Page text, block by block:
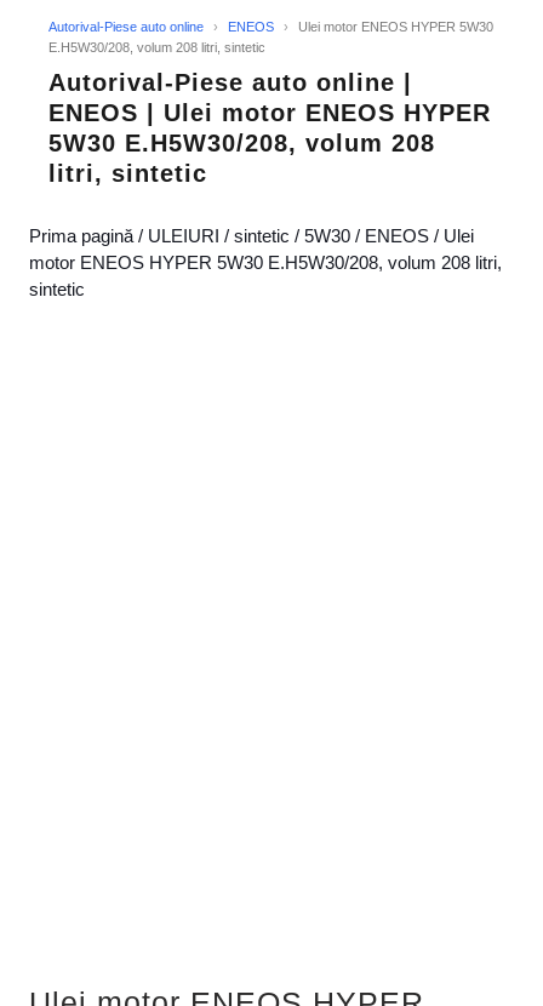
Autorival-Piese auto online › ENEOS ›
Ulei motor ENEOS HYPER 5W30
E.H5W30/208, volum 208 litri, sintetic
Autorival-Piese auto online |
ENEOS | Ulei motor ENEOS HYPER
5W30 E.H5W30/208, volum 208
litri, sintetic
Prima pagină / ULEIURI / sintetic / 5W30 / ENEOS / Ulei
motor ENEOS HYPER 5W30 E.H5W30/208, volum 208 litri,
sintetic